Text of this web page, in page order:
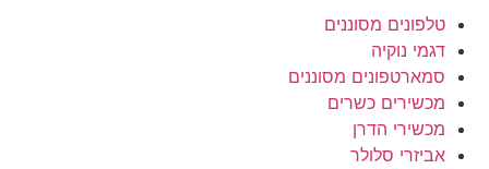
טלפונים מסוננים
דגמי נוקיה
סמארטפונים מסוננים
מכשירים כשרים
מכשירי הדרן
אביזרי סלולר